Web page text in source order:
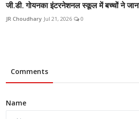
जी.डी. गोयनका इंटरनेशनल स्कूल में बच्चों ने
JR Choudhary Jul 21, 2026 0
Comments
Name